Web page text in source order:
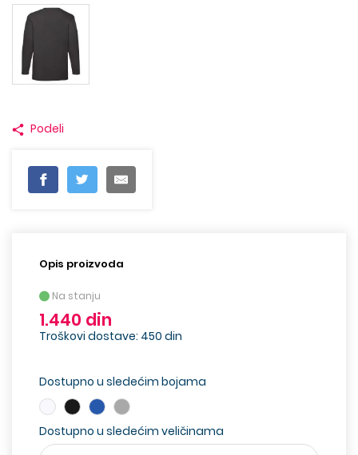
Podeli
Opis proizvoda
Na stanju
1.440 din
Troškovi dostave: 450 din
Dostupno u sledećim bojama
Dostupno u sledećim veličinama